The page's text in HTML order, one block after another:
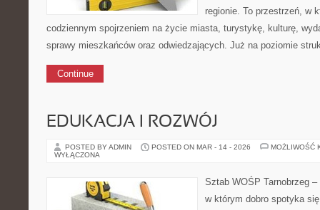
regionie. To przestrzeń, w
codziennym spojrzeniem na życie miasta, turystykę, kulturę,
sprawy mieszkańców oraz odwiedzających. Już na poziomie
Continue
EDUKACJA I ROZWÓJ
POSTED BY ADMIN POSTED ON MAR - 14 - 2026
MOŻLIWOŚĆ
WYŁĄCZONA
Sztab WOŚP Tarnobrzeg
w którym dobro spotyka